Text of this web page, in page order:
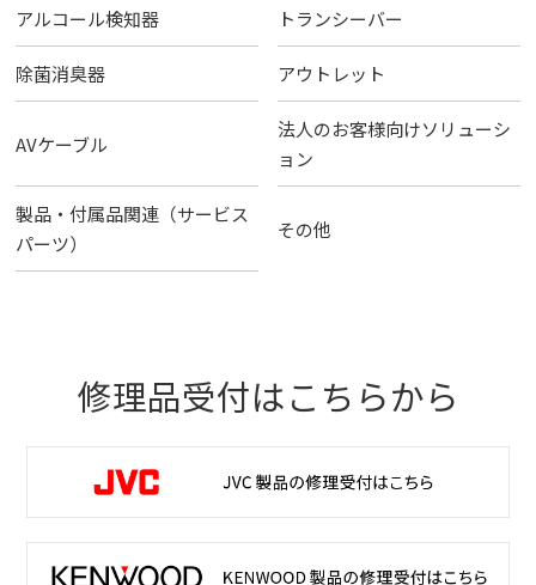
アルコール検知器 トランシーバー
除菌消臭器 アウトレット
AVケーブル
法人のお客様向けソリューシ
ョン
製品・付属品関連（サービス
パーツ）
その他
修理品受付はこちらから